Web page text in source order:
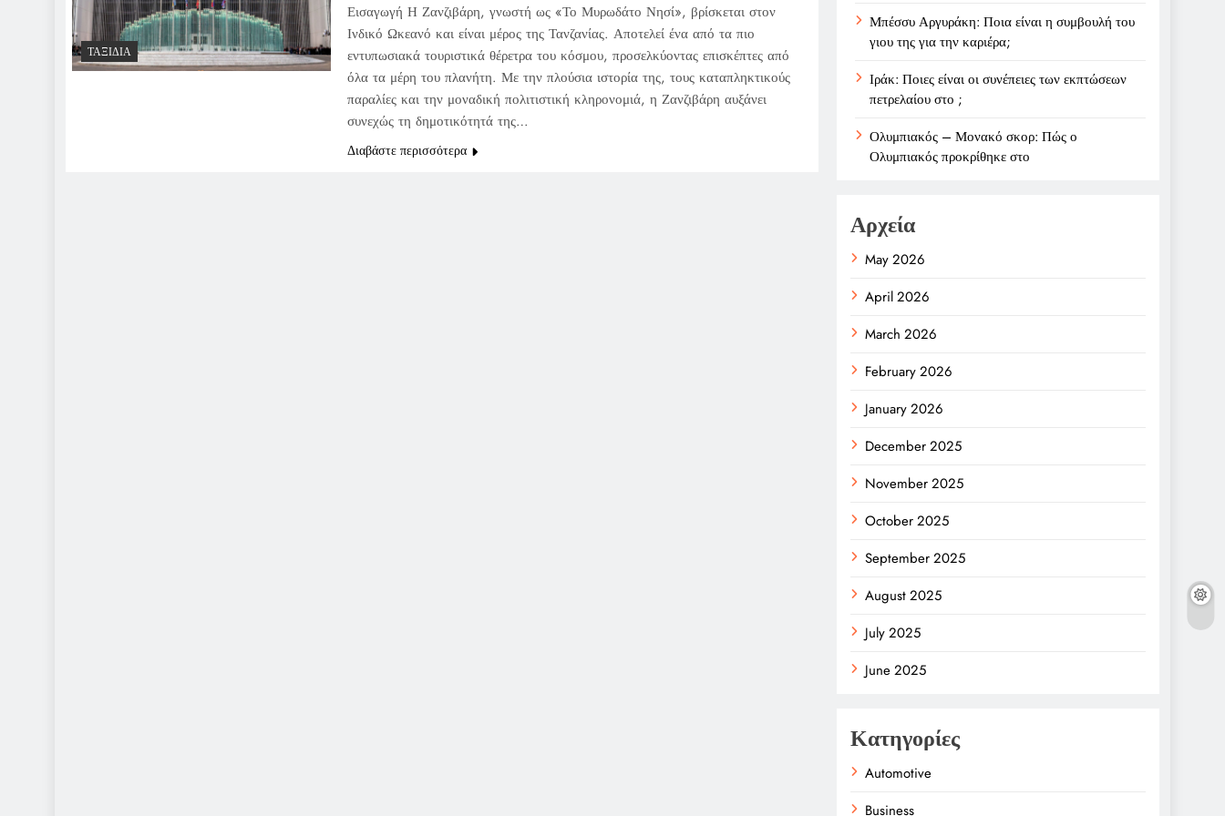
ΤΑΞΊΔΙΑ
Εισαγωγή Η Ζανζιβάρη, γνωστή ως «Το Μυρωδάτο Νησί», βρίσκεται στον
Ινδικό Ωκεανό και είναι μέρος της Τανζανίας. Αποτελεί ένα από τα πιο
εντυπωσιακά τουριστικά θέρετρα του κόσμου, προσελκύοντας επισκέπτες από
όλα τα μέρη του πλανήτη. Με την πλούσια ιστορία της, τους καταπληκτικούς
παραλίες και την μοναδική πολιτιστική κληρονομιά, η Ζανζιβάρη αυξάνει
συνεχώς τη δημοτικότητά της…
Διαβάστε περισσότερα
Μπέσσυ Αργυράκη: Ποια είναι η συμβουλή του
γιου της για την καριέρα;
Ιράκ: Ποιες είναι οι συνέπειες των εκπτώσεων
πετρελαίου στο ;
Ολυμπιακός – Μονακό σκορ: Πώς ο
Ολυμπιακός προκρίθηκε στο
Αρχεία
May 2026
April 2026
March 2026
February 2026
January 2026
December 2025
November 2025
October 2025
September 2025
August 2025
July 2025
June 2025
Κατηγορίες
Automotive
Business